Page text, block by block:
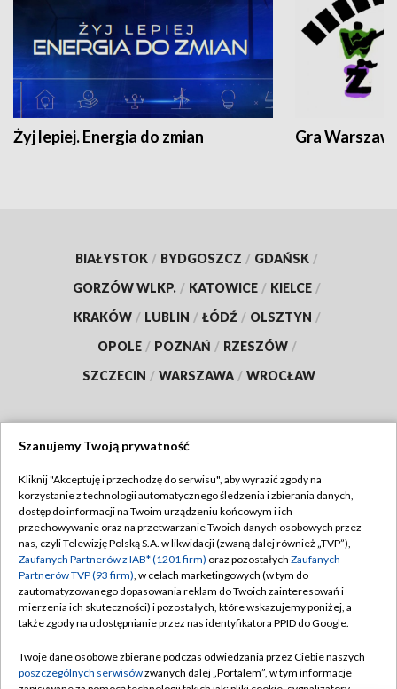
Żyj lepiej. Energia do zmian Gra
BIAŁYSTOK / BYDGOSZCZ / GDAŃSK /
GORZÓW WLKP. / KATOWICE / KIELCE /
KRAKÓW / LUBLIN / ŁÓDŹ / OLSZTYN /
OPOLE / POZNAŃ / RZESZÓW /
SZCZECIN / WARSZAWA / WROCŁAW
TVP
Abonament TVP
Emisja w TVP
Centrum informacji TVP
Naziemna Telewizja Cyfrowa
Rada Programowa
Regulamin TVP
Polityka prywatności
Moje zgody
Pomoc
Kontakt
Szanujemy Twoją prywatność
Kliknij "Akceptuję i przechodzę do serwisu", aby wyrazić zgody na
korzystanie z technologii automatycznego śledzenia i zbierania danych,
dostęp do informacji na Twoim urządzeniu końcowym i ich
przechowywanie oraz na przetwarzanie Twoich danych osobowych przez
nas, czyli Telewizję Polską S.A. w likwidacji (zwaną dalej również „TVP”),
Zaufanych Partnerów z IAB* (1201 firm) oraz pozostałych Zaufanych
Partnerów TVP (93 firm), w celach marketingowych (w tym do
zautomatyzowanego dopasowania reklam do Twoich zainteresowań i
mierzenia ich skuteczności) i pozostałych, które wskazujemy poniżej, a
także zgody na udostępnianie przez nas identyfikatora PPID do Google.
Twoje dane osobowe zbierane podczas odwiedzania przez Ciebie naszych
poszczególnych serwisówzwanych dalej „Portalem”, w tym informacje